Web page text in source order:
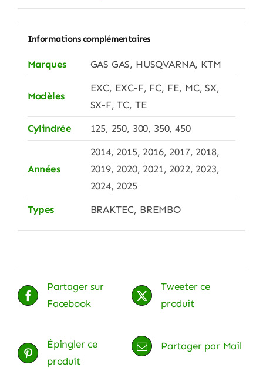
Informations complémentaires
Marques GAS GAS, HUSQVARNA, KTM
Modèles
EXC, EXC-F, FC, FE, MC, SX,
SX-F, TC, TE
Cylindrée
125, 250, 300, 350, 450
Années
2014, 2015, 2016, 2017, 2018,
2019, 2020, 2021, 2022, 2023,
2024, 2025
Types
BRAKTEC, BREMBO
Partager sur
Facebook
Tweeter ce
produit
Épingler ce
produit
Partager par Mail